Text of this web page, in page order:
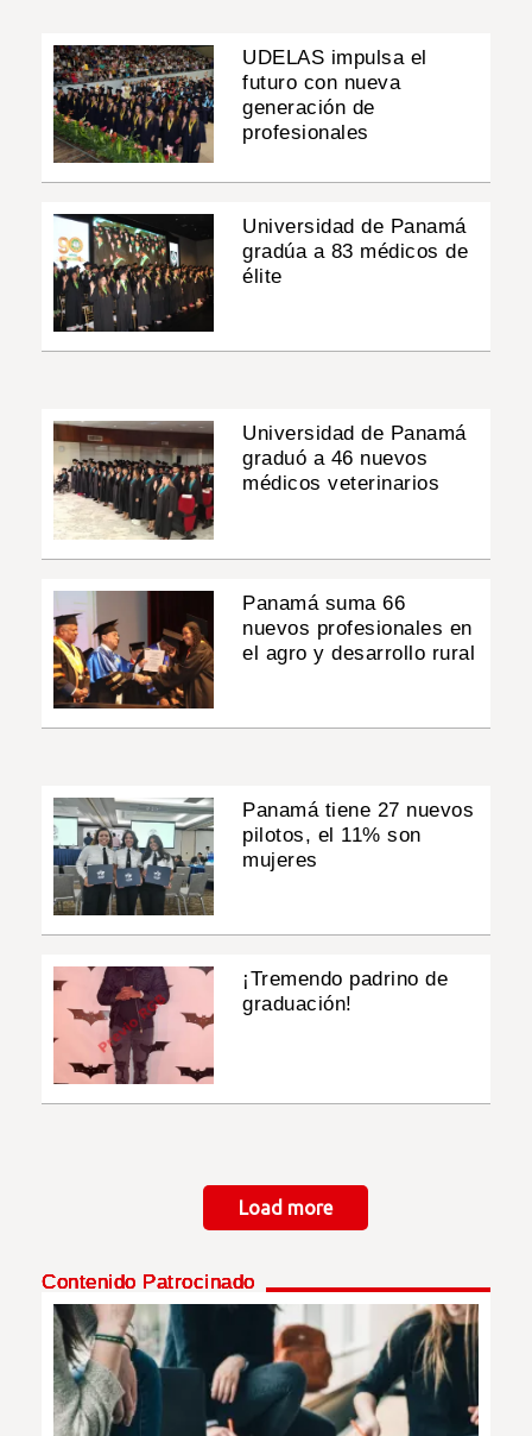
UDELAS impulsa el
futuro con nueva
generación de
profesionales
Universidad de Panamá
gradúa a 83 médicos de
élite
Universidad de Panamá
graduó a 46 nuevos
médicos veterinarios
Panamá suma 66
nuevos profesionales en
el agro y desarrollo rural
Panamá tiene 27 nuevos
pilotos, el 11% son
mujeres
¡Tremendo padrino de
graduación!
Load more
Contenido Patrocinado